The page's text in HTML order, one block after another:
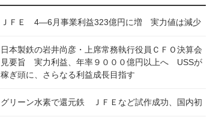
ＪＦＥ 4―6月事業利益323億円に増 実力値は減少
日本製鉄の岩井尚彦・上席常務執行役員ＣＦＯ決算会
見要旨 実力利益、年率９０００億円以上へ USSが
稼ぎ頭に、さらなる利益成長目指す
グリーン水素で還元鉄 ＪＦＥなど試作成功、国内初